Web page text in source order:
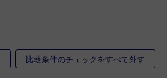
比較条件のチェックをすべて外す